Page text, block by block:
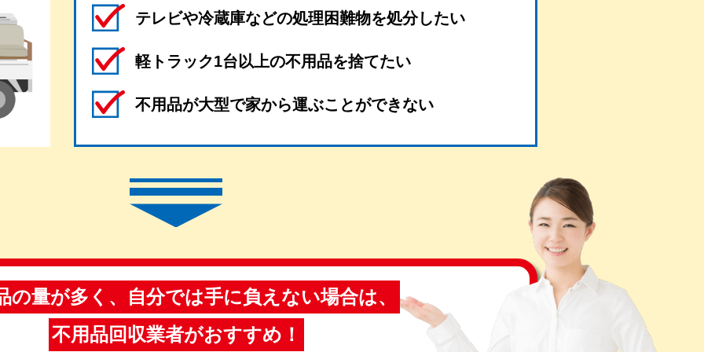
テレビや冷蔵庫などの処理困難物を処分したい
軽トラック1台以上の不用品を捨てたい
不用品が大型で家から運ぶことができない
の量が多く、自分では手に負えない場合は、
不用品回収業者がおすすめ！